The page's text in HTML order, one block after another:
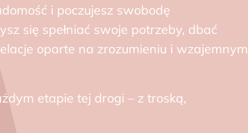
i poczujesz swobodę
się spełniać swoje potrzeby, dbać
oparte na zrozumieniu i wzajemnym
etapie tej drogi – z troską,